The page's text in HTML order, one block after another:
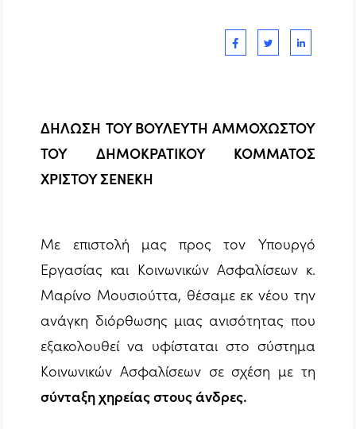
ΔΗΛΩΣΗ ΤΟΥ ΒΟΥΛΕΥΤΗ ΑΜΜΟΧΩΣΤΟΥ
ΤΟΥ ΔΗΜΟΚΡΑΤΙΚΟΥ ΚΟΜΜΑΤΟΣ
ΧΡΙΣΤΟΥ ΣΕΝΕΚΗ
Με επιστολή μας προς τον Υπουργό
Εργασίας και Κοινωνικών Ασφαλίσεων κ.
Μαρίνο Μουσιούττα, θέσαμε εκ νέου την
ανάγκη διόρθωσης μιας ανισότητας που
εξακολουθεί να υφίσταται στο σύστημα
Κοινωνικών Ασφαλίσεων σε σχέση με τη
σύνταξη χηρείας στους άνδρες.